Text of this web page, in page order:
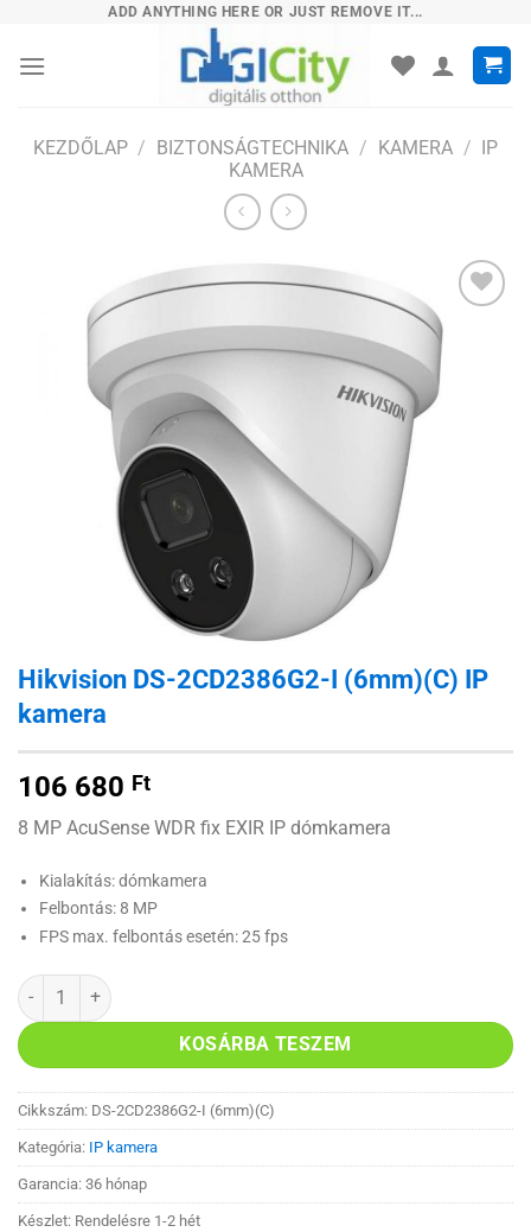
content
ADD ANYTHING HERE OR JUST REMOVE IT...
KEZDŐLAP / BIZTONSÁGTECHNIKA / KAMERA / IP
KAMERA
Hozzáadás
a
kívánságlistához
Hikvision DS-2CD2386G2-I (6mm)(C) IP
kamera
106 680 Ft
8 MP AcuSense WDR fix EXIR IP dómkamera
Kialakítás: dómkamera
Felbontás: 8 MP
FPS max. felbontás esetén: 25 fps
Hikvision DS-2CD2386G2-I (6mm)(C) IP kamera mennyiség
KOSÁRBA TESZEM
Cikkszám: DS-2CD2386G2-I (6mm)(C)
Kategória: IP kamera
Garancia: 36 hónap
Készlet: Rendelésre 1-2 hét